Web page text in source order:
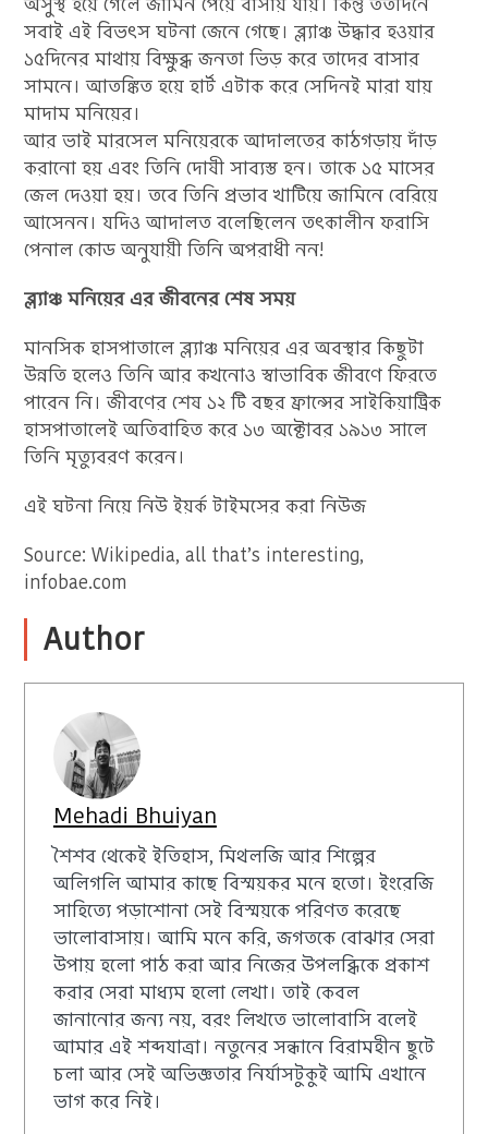
সবাই এই বিভৎস ঘটনা জেনে গেছে। ব্ল্যাঞ্চ উদ্ধার হওয়ার
১৫দিনের মাথায় বিক্ষুব্ধ জনতা ভিড় করে তাদের বাসার
সামনে। আতঙ্কিত হয়ে হার্ট এটাক করে সেদিনই মারা যায়
মাদাম মনিয়ের।
আর ভাই মারসেল মনিয়েরকে আদালতের কাঠগড়ায় দাঁড়
করানো হয় এবং তিনি দোষী সাব্যস্ত হন। তাকে ১৫ মাসের
জেল দেওয়া হয়। তবে তিনি প্রভাব খাটিয়ে জামিনে বেরিয়ে
আসেনন। যদিও আদালত বলেছিলেন তৎকালীন ফরাসি
পেনাল কোড অনুযায়ী তিনি অপরাধী নন!
ব্ল্যাঞ্চ মনিয়ের এর জীবনের শেষ সময়
মানসিক হাসপাতালে ব্ল্যাঞ্চ মনিয়ের এর অবস্থার কিছুটা
উন্নতি হলেও তিনি আর কখনোও স্বাভাবিক জীবণে ফিরতে
পারেন নি। জীবণের শেষ ১২ টি বছর ফ্রান্সের সাইকিয়াট্রিক
হাসপাতালেই অতিবাহিত করে ১৩ অক্টোবর ১৯১৩ সালে
তিনি মৃত্যুবরণ করেন।
এই ঘটনা নিয়ে নিউ ইয়র্ক টাইমসের করা নিউজ
Source: Wikipedia, all that’s interesting,
infobae.com
Author
Mehadi Bhuiyan
শৈশব থেকেই ইতিহাস, মিথলজি আর শিল্পের
অলিগলি আমার কাছে বিস্ময়কর মনে হতো। ইংরেজি
সাহিত্যে পড়াশোনা সেই বিস্ময়কে পরিণত করেছে
ভালোবাসায়। আমি মনে করি, জগতকে বোঝার সেরা
উপায় হলো পাঠ করা আর নিজের উপলব্ধিকে প্রকাশ
করার সেরা মাধ্যম হলো লেখা। তাই কেবল
জানানোর জন্য নয়, বরং লিখতে ভালোবাসি বলেই
আমার এই শব্দযাত্রা। নতুনের সন্ধানে বিরামহীন ছুটে
চলা আর সেই অভিজ্ঞতার নির্যাসটুকুই আমি এখানে
ভাগ করে নিই।